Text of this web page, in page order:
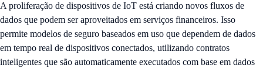
A proliferação de dispositivos de IoT está criando novos fluxos de
dados que podem ser aproveitados em serviços financeiros. Isso
permite modelos de seguro baseados em uso que dependem de dados
em tempo real de dispositivos conectados, utilizando contratos
inteligentes que são automaticamente executados com base em dados